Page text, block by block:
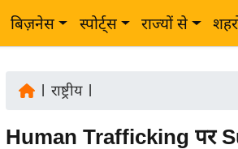
बिज़नेस स्पोर्ट्स राज्यों से
राष्ट्रीय|
Human Trafficking पर